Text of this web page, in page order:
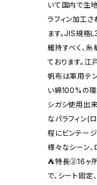
いて国内で生
ラフィン加工
ます。JIS規格
維持すべく、
ております。
帆布は軍用テ
い綿100%の環
シガシ使用出
なパラフィン(
程にビンテージ
様々なシーン、
⛺特長②16ヶ
で、シート固定